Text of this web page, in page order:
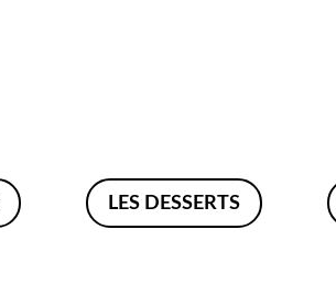
LES DESSERTS